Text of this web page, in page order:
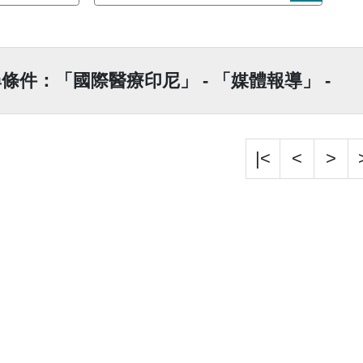
件：「國際醫療印尼」 - 「媒體報導」 -
|< < >